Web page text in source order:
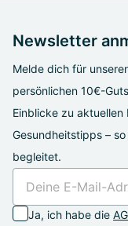
Newsletter
Melde dich für
persönlichen 10€-
Einblicke zu aktuellen
Gesundheitstipps –
begleitet.
Ja, ich habe die